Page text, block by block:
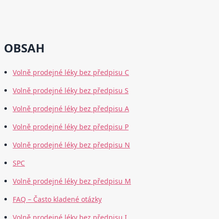
OBSAH
Volně prodejné léky bez předpisu C
Volně prodejné léky bez předpisu S
Volně prodejné léky bez předpisu A
Volně prodejné léky bez předpisu P
Volně prodejné léky bez předpisu N
SPC
Volně prodejné léky bez předpisu M
FAQ – Často kladené otázky